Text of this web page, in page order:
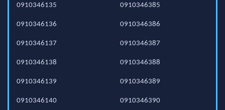
0910346135
0910346136
0910346137
0910346138
0910346139
0910346140
0910346385
0910346386
0910346387
0910346388
0910346389
0910346390